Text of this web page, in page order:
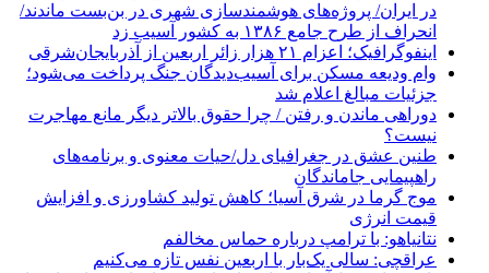
در ایران/ پروژه‌های هوشمندسازی شهری در بن‌بست ماندند/
انحراف از طرح جامع ۱۳۸۶ به کشور آسیب زد
اینفوگرافیک؛ اعزام ۲۱ هزار زائر اربعین از آذربایجان‌شرقی
وام ودیعه مسکن برای آسیب‌دیدگان جنگ پرداخت می‌شود؛
جزئیات مبالغ اعلام شد
دوراهی ماندن و رفتن / چرا حقوق بالاتر دیگر مانع مهاجرت
نیست؟
طنین عشق در جغرافیای دل/حیات معنوی و برنامه‌های
راهپیمایی جاماندگان
موج گرما در شرق آسیا؛ کاهش تولید کشاورزی و افزایش
قیمت انرژی
نتانیاهو: با ترامپ درباره حماس مخالفم
عراقچی: سالی یک‌بار با اربعین نفس تازه می‌کنیم